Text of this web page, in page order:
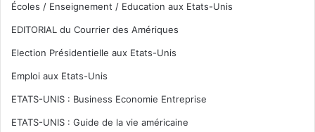
Écoles / Enseignement / Education aux Etats-Unis
EDITORIAL du Courrier des Amériques
Election Présidentielle aux Etats-Unis
Emploi aux Etats-Unis
ETATS-UNIS : Business Economie Entreprise
ETATS-UNIS : Guide de la vie américaine